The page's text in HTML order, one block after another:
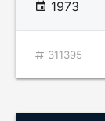
1973
311395